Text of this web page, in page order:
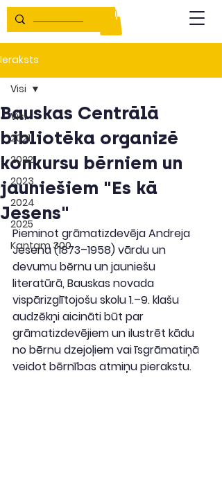
Ieraksts
Visi
2021
2022
2023
2024
2025
Kantam 300
Visi
Bauskas Centrālā
bibliotēka organizē
konkursu bērniem un
jauniešiem "Es kā
Jesens"
Pieminot grāmatizdevēja Andreja
Jesena (1873–1958) vārdu un
devumu bērnu un jauniešu
literatūrā, Bauskas novada
vispārizglītojošu skolu 1.–9. klašu
audzēkņi aicināti būt par
grāmatizdevējiem un ilustrēt kādu
no bērnu dzejoļiem vai īsgrāmatiņā
veidot bērnības atmiņu pierakstu.